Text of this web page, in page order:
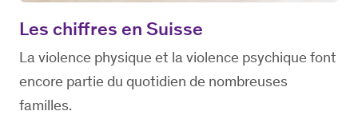
Les chiffres en Suisse
La violence physique et la violence psychique font
encore partie du quotidien de nombreuses
familles.